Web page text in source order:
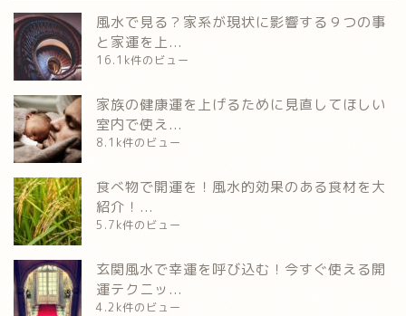
風水で見る？家系が現状に影響する９つの事
と家運を上...
16.1k件のビュー
家族の健康運を上げるために見直してほしい
室内で使え...
8.1k件のビュー
食べ物で開運を！風水的効果のある食材を大
紹介！...
5.7k件のビュー
玄関風水で幸運を呼び込む！今すぐ使える開
運テクニッ...
4.2k件のビュー